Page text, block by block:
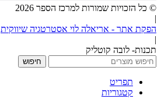
© כל הזכויות שמורות למרכז הספר 2026
|
הפקת אתר - אריאלה לוי אסטרטגיה שיווקית
|
תכנות- לובה קוטליק
חיפוש
תפריט
קטגוריות